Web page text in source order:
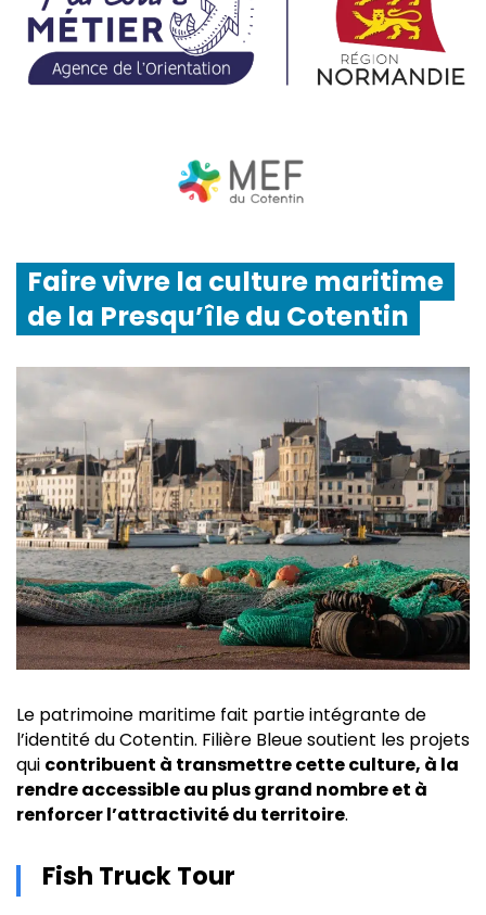
Faire vivre la culture maritime
de la Presqu’île du Cotentin
Le patrimoine maritime fait partie intégrante de
l’identité du Cotentin. Filière Bleue soutient les projets
qui contribuent à transmettre cette culture, à la
rendre accessible au plus grand nombre et à
renforcer l’attractivité du territoire.
Fish Truck Tour